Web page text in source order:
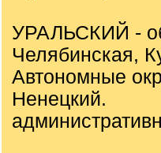
УРАЛЬСКИЙ -
Челябинская,
Автономные
Ненецкий.